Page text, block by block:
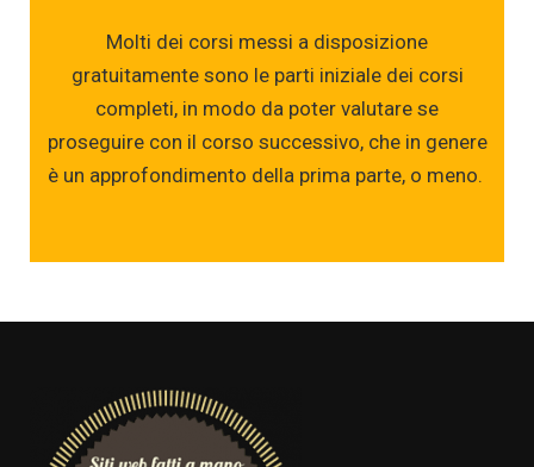
Molti dei corsi messi a disposizione
gratuitamente sono le parti iniziale dei corsi
completi, in modo da poter valutare se
proseguire con il corso successivo, che in genere
è un approfondimento della prima parte, o meno.